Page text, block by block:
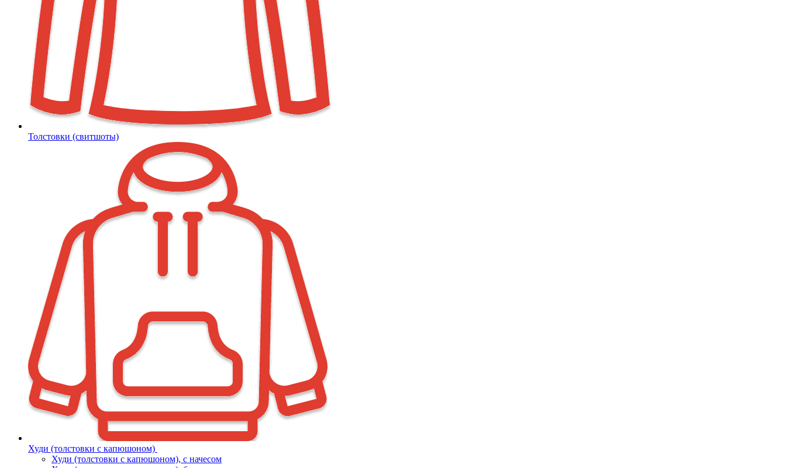
Толстовки (свитшоты)
Худи (толстовки с капюшоном)
Худи (толстовки c капюшоном), с начесом